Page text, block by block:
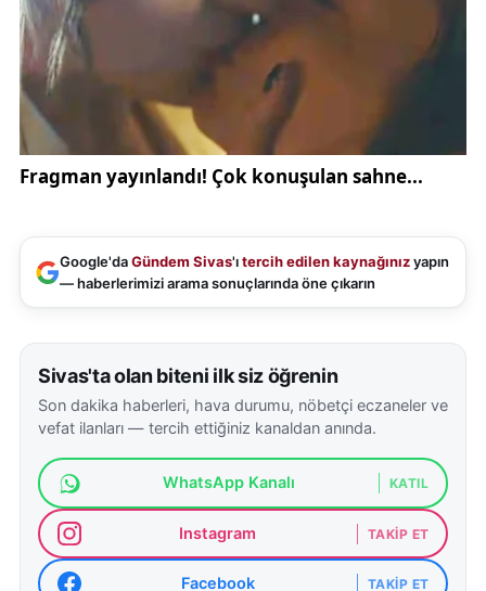
Google'daGündem Sivas'ıtercih edilen kaynağınızyapın
— haberlerimizi arama sonuçlarında öne çıkarın
Sivas'ta olan biteni ilk siz öğrenin
Son dakika haberleri, hava durumu, nöbetçi eczaneler ve
vefat ilanları — tercih ettiğiniz kanaldan anında.
WhatsApp Kanalı KATIL
Instagram TAKIP ET
Facebook TAKIP ET